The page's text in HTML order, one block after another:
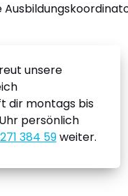
unsere
dir montags bis
persönlich
384 59weiter.